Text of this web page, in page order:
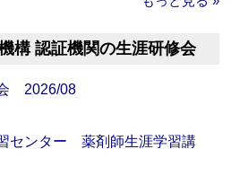
構 認証機関の生涯研修会
2026/08
センター 薬剤師生涯学習講